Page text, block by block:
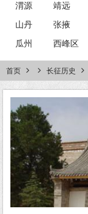
渭源
靖远
山丹
张掖
瓜州
西峰区
首页 长征历史